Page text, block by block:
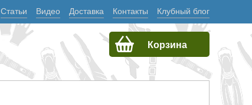
Статьи Видео Доставка Контакты Клубный блог
Корзина